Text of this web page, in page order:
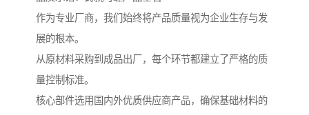
作为专业厂商，我们始终将产品质量视为企业生存与发
展的根本。
从原材料采购到成品出厂，每个环节都建立了严格的质
量控制标准。
核心部件选用国内外优质供应商产品，确保基础材料的